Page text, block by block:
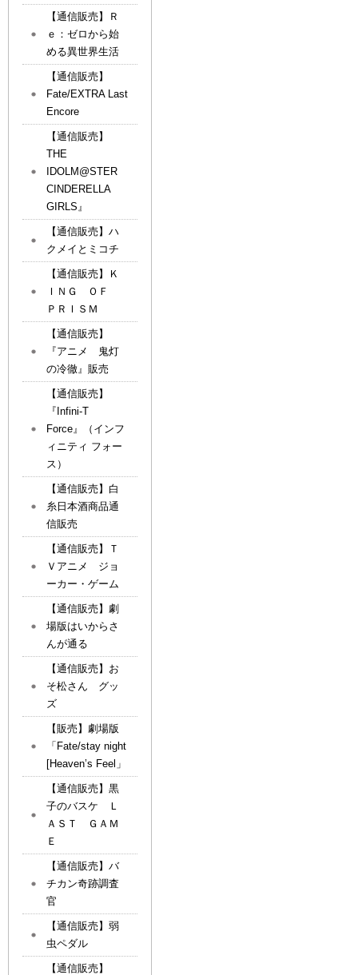
【通信販売】Ｒ
ｅ：ゼロから始
める異世界生活
【通信販売】
Fate/EXTRA Last
Encore
【通信販売】
THE
IDOLM@STER
CINDERELLA
GIRLS』
【通信販売】ハ
クメイとミコチ
【通信販売】Ｋ
ＩＮＧ ＯＦ
ＰＲＩＳＭ
【通信販売】
『アニメ 鬼灯
の冷徹』販売
【通信販売】
『Infini-T
Force』（インフ
ィニティ フォー
ス）
【通信販売】白
糸日本酒商品通
信販売
【通信販売】Ｔ
Ｖアニメ ジョ
ーカー・ゲーム
【通信販売】劇
場版はいからさ
んが通る
【通信販売】お
そ松さん グッ
ズ
【販売】劇場版
「Fate/stay night
[Heaven’s Feel」
【通信販売】黒
子のバスケ Ｌ
ＡＳＴ ＧＡＭ
Ｅ
【通信販売】バ
チカン奇跡調査
官
【通信販売】弱
虫ペダル
【通信販売】